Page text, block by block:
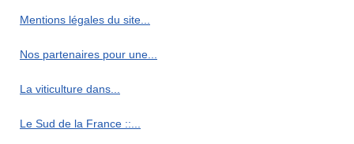
Mentions légales du site...
Nos partenaires pour une...
La viticulture dans...
Le Sud de la France ::...